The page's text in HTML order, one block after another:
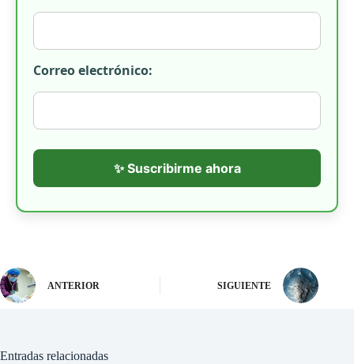
Correo electrónico:
✨ Suscribirme ahora
ANTERIOR SIGUIENTE
Entradas relacionadas